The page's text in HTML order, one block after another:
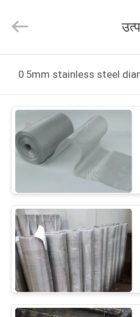
उत्पादों
वीडियो
बारे
कारखाना
भ्रमण
Enterprise
Management
All
Reserved.0 5mm stainless steel